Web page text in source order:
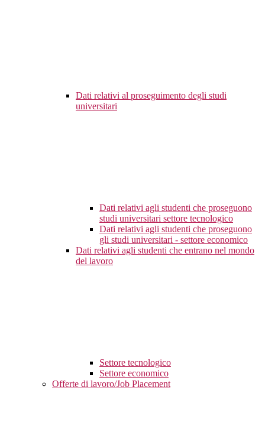
Dati relativi al proseguimento degli studi
universitari
Dati relativi agli studenti che proseguono
studi universitari settore tecnologico
Dati relativi agli studenti che proseguono
gli studi universitari - settore economico
Dati relativi agli studenti che entrano nel mondo
del lavoro
Settore tecnologico
Settore economico
Offerte di lavoro/Job Placement